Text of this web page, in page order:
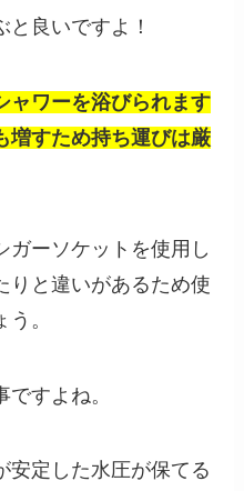
良いですよ！
ャワーを浴びられます
増すため持ち運びは厳
ガーソケットを使用し
りと違いがあるため使
。
すよね。
安定した水圧が保てる